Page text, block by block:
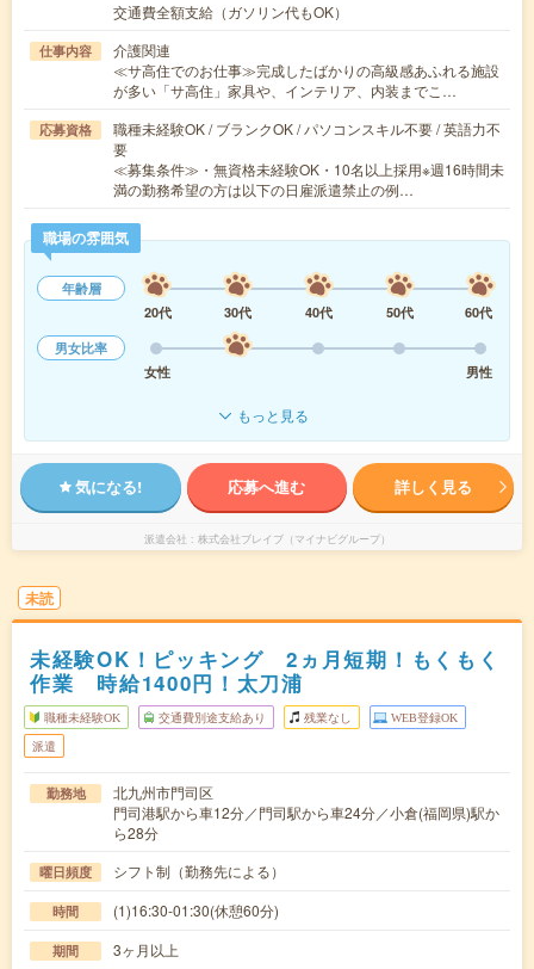
交通費全額支給（ガソリン代もOK）
仕事内容
介護関連
≪サ高住でのお仕事≫完成したばかりの高級感あふれる施設
が多い「サ高住」家具や、インテリア、内装までこ…
応募資格
職種未経験OK / ブランクOK / パソコンスキル不要 / 英語力不
要
≪募集条件≫・無資格未経験OK・10名以上採用※週16時間未
満の勤務希望の方は以下の日雇派遣禁止の例…
職場の雰囲気
年齢層
20代
30代 40代 50代
60代
男女比率
女性
男性
もっと見る
気になる! 応募へ進む 詳しく見る
派遣会社 株式会社ブレイブ（マイナビグループ）
未読
未経験OK！ピッキング 2ヵ月短期！もくもく
作業 時給1400円！太刀浦
職種未経験OK 交通費別途支給あり 残業なし WEB登録OK
派遣
勤務地
北九州市門司区
門司港駅から車12分／門司駅から車24分／小倉(福岡県)駅か
ら28分
曜日頻度 シフト制（勤務先による）
時間 (1)16:30-01:30(休憩60分)
期間 3ヶ月以上